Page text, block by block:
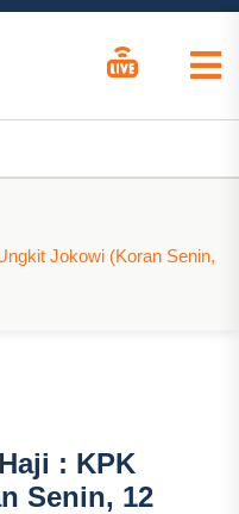
Jokowi (Koran Senin,
: KPK
Senin, 12